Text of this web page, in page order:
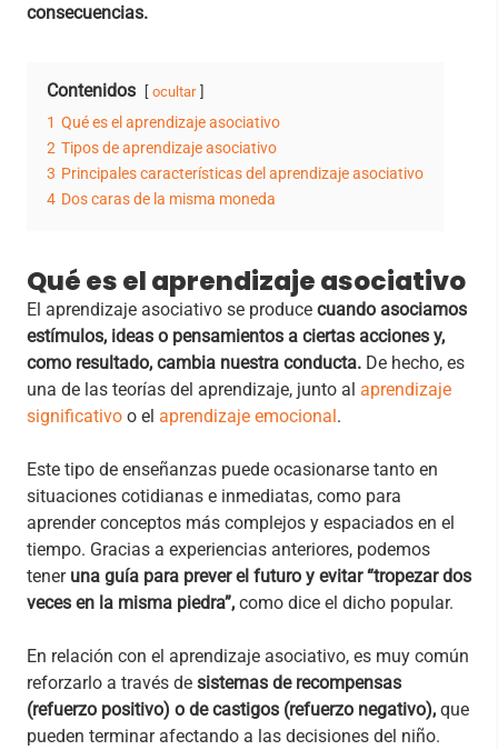
consecuencias.
Contenidos ocultar
1 Qué es el aprendizaje asociativo
2 Tipos de aprendizaje asociativo
3 Principales características del aprendizaje asociativo
4 Dos caras de la misma moneda
Qué es el aprendizaje asociativo
El aprendizaje asociativo se produce cuando asociamos
estímulos, ideas o pensamientos a ciertas acciones y,
como resultado, cambia nuestra conducta. De hecho, es
una de las teorías del aprendizaje, junto al aprendizaje
significativo o el aprendizaje emocional.
Este tipo de enseñanzas puede ocasionarse tanto en
situaciones cotidianas e inmediatas, como para
aprender conceptos más complejos y espaciados en el
tiempo. Gracias a experiencias anteriores, podemos
tener una guía para prever el futuro y evitar “tropezar dos
veces en la misma piedra”, como dice el dicho popular.
En relación con el aprendizaje asociativo, es muy común
reforzarlo a través de sistemas de recompensas
(refuerzo positivo) o de castigos (refuerzo negativo), que
pueden terminar afectando a las decisiones del niño.